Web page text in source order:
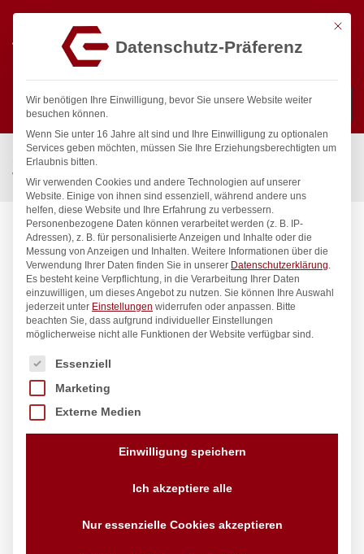
Suchen
Start / Gastronomiebedarf & Gastro Geräte für Profis
Wassertechnik
Wellnes ecoSet Kneipp’sche Garnitur 1/2″
Mit
Datenschutz-Präferenz
Wir benötigen Ihre Einwilligung, bevor Sie unsere Website weiter
besuchen können.
Wenn Sie unter 16 Jahre alt sind und Ihre Einwilligung zu optionalen
Services geben möchten, müssen Sie Ihre Erziehungsberechtigten um
Erlaubnis bitten.
Wir verwenden Cookies und andere Technologien auf unserer
Website. Einige von ihnen sind essenziell, während andere uns
helfen, diese Website und Ihre Erfahrung zu verbessern.
Personenbezogene Daten können verarbeitet werden (z. B. IP-
Adressen), z. B. für personalisierte Anzeigen und Inhalte oder die
Messung von Anzeigen und Inhalten. Weitere Informationen über die
Verwendung Ihrer Daten finden Sie in unserer Datenschutzerklärung.
Es besteht keine Verpflichtung, in die Verarbeitung Ihrer Daten
einzuwilligen, um dieses Angebot zu nutzen. Sie können Ihre Auswahl
jederzeit unter Einstellungen widerrufen oder anpassen. Bitte
beachten Sie, dass aufgrund individueller Einstellungen
möglicherweise nicht alle Funktionen der Website verfügbar sind.
Es folgt eine Liste der Service-Gruppen, für die eine
Essenziell
Marketing
Externe Medien
Einwilligung speichern
Ich akzeptiere alle
Nur essenzielle Cookies akzeptieren